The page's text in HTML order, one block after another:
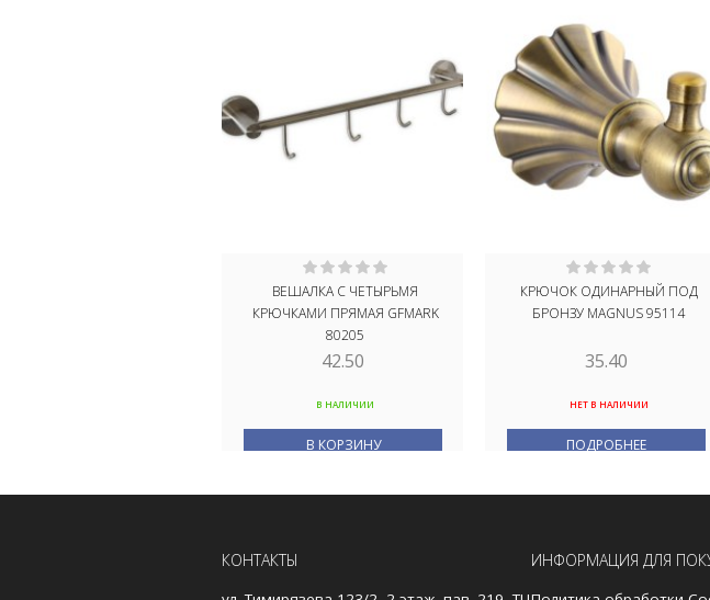
ВЕШАЛКА С ЧЕТЫРЬМЯ
КРЮЧКАМИ ПРЯМАЯ GFMARK
80205
42.50
В НАЛИЧИИ
В КОРЗИНУ
КРЮЧОК ОДИНАРНЫЙ ПОД
БРОНЗУ MAGNUS 95114
35.40
НЕТ В НАЛИЧИИ
ПОДРОБНЕЕ
КОНТАКТЫ ИНФОРМАЦИЯ ДЛЯ